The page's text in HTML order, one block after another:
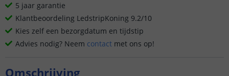
5 jaar garantie
Klantbeoordeling LedstripKoning 9.2/10
Kies zelf een bezorgdatum en tijdstip
Advies nodig? Neem contact met ons op!
Omschrijving